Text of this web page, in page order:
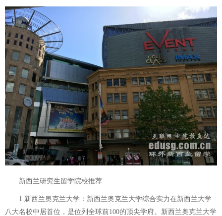
新西兰研究生留学院校推荐
1.新西兰奥克兰大学：新西兰奥克兰大学综合实力在新西兰大学
八大名校中居首位，是位列全球前100的顶尖学府。新西兰奥克兰大学